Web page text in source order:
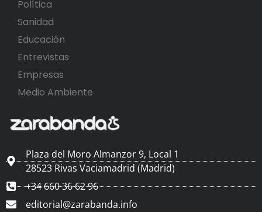
Política
Sanidad
Educación
Entrevistas
Empresas
Medio Ambiente
Plaza del Moro Almanzor 9, Local 1
28523 Rivas Vaciamadrid (Madrid)
+34 660 36 62 96
editorial@zarabanda.info